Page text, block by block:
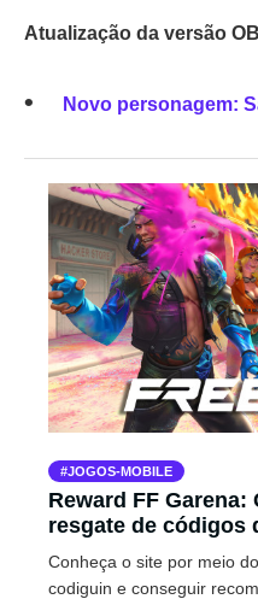
Atualização da versão
Novo personagem:
JOGOS-MOBILE
Reward FF
resgate de códigos
Conheça o site por meio
codiguin e conseguir